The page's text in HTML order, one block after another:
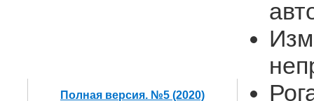
Полная версия. №5 (2020)